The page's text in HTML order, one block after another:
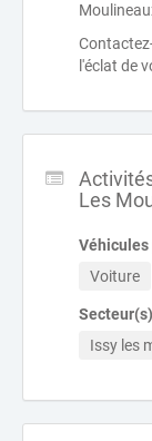
l'éclat de
Les
Véhicules
Voiture
Issy les